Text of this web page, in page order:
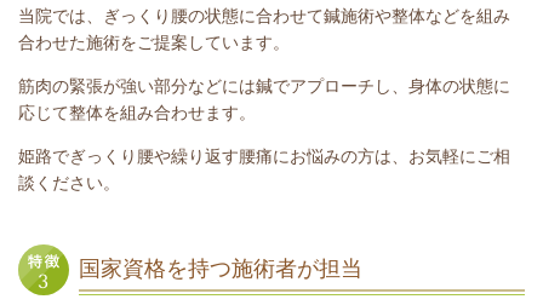
当院では、ぎっくり腰の状態に合わせて鍼施術や整体などを組み
合わせた施術をご提案しています。
筋肉の緊張が強い部分などには鍼でアプローチし、身体の状態に
応じて整体を組み合わせます。
姫路でぎっくり腰や繰り返す腰痛にお悩みの方は、お気軽にご相
談ください。
国家資格を持つ施術者が担当